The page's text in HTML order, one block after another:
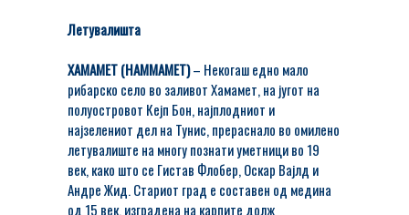
Летувалишта
ХАМАМЕТ (HAMMAMET)– Некогаш едно мало
рибарско село во заливот Хамамет, на југот на
полуостровот Кејп Бон, најплодниот и
најзелениот дел на Тунис, прераснало во омилено
летувалиште на многу познати уметници во 19
век, како што се Гистав Флобер, Оскар Вајлд и
Андре Жид. Стариот град е составен од медина
од 15 век, изградена на карпите долж